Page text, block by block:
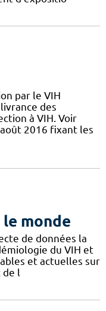
par le VIH
des
à VIH. Voir
2016 fixant les
monde
de données la
du VIH et
et actuelles sur
de l